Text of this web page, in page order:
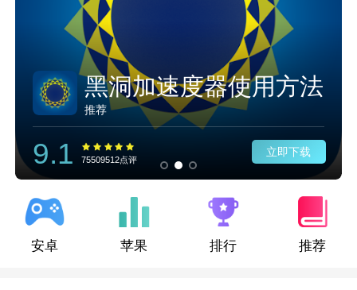
黑洞加速度器使用方法
推荐
9.1 75509512点评
立即下载
安卓 苹果 排行 推荐